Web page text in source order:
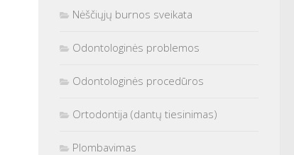
Nėščiųjų burnos sveikata
Odontologinės problemos
Odontologinės procedūros
Ortodontija (dantų tiesinimas)
Plombavimas